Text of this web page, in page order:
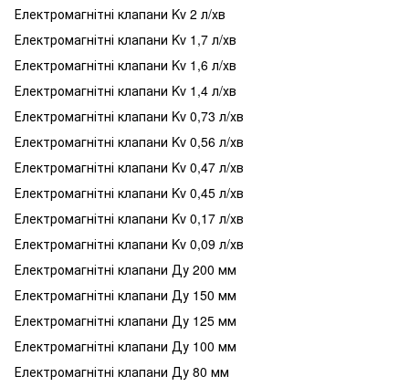
Електромагнітні клапани Kv 2 л/хв
Електромагнітні клапани Kv 1,7 л/хв
Електромагнітні клапани Kv 1,6 л/хв
Електромагнітні клапани Kv 1,4 л/хв
Електромагнітні клапани Kv 0,73 л/хв
Електромагнітні клапани Kv 0,56 л/хв
Електромагнітні клапани Kv 0,47 л/хв
Електромагнітні клапани Kv 0,45 л/хв
Електромагнітні клапани Kv 0,17 л/хв
Електромагнітні клапани Kv 0,09 л/хв
Електромагнітні клапани Ду 200 мм
Електромагнітні клапани Ду 150 мм
Електромагнітні клапани Ду 125 мм
Електромагнітні клапани Ду 100 мм
Електромагнітні клапани Ду 80 мм